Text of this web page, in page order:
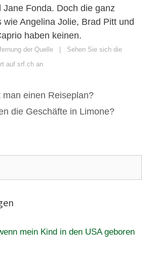
Jane Fonda. Doch die ganz
wie Angelina Jolie, Brad Pitt und
haben keinen.
der Quelle | Sehen Sie sich die
auf srf.ch an
man einen Reiseplan?
die Geschäfte in Limone?
mein Kind in den USA geboren